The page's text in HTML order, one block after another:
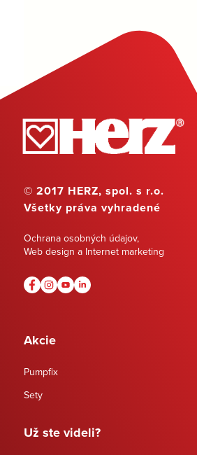
© 2017 HERZ, spol. s r.o.
Všetky práva vyhradené
Ochrana osobných údajov,
Web design a Internet marketing
Akcie
Pumpfix
Sety
Už ste videli?